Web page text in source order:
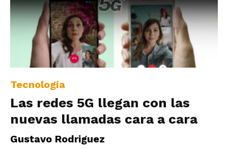
Tecnología
Las redes 5G llegan con las
nuevas llamadas cara a cara
Gustavo Rodriguez